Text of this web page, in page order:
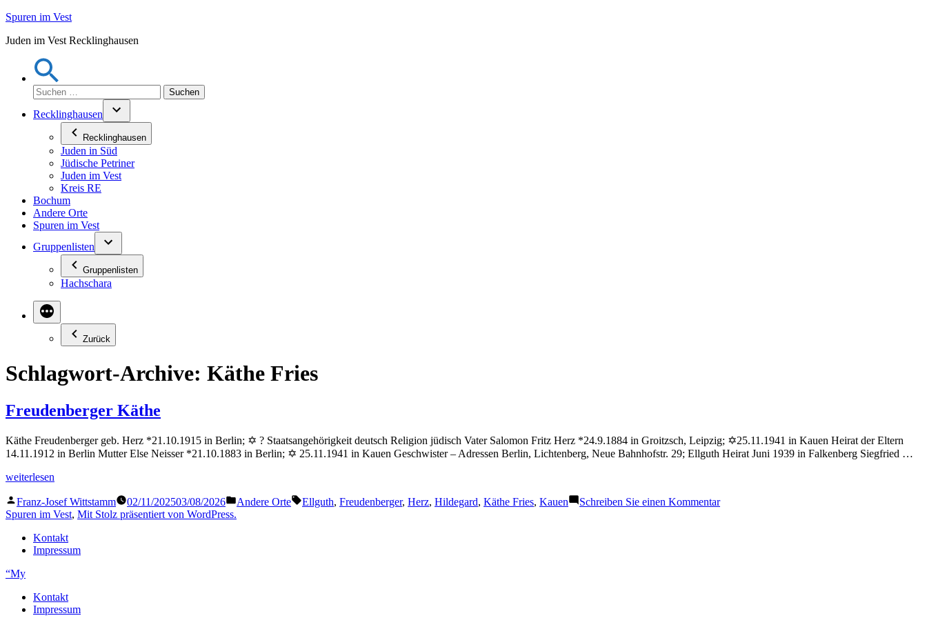
Zum
springen
Spuren im Vest
Juden im Vest Recklinghausen
Suchen
nach:
Recklinghausen
Recklinghausen
Juden in Süd
Jüdische Petriner
Juden im Vest
Kreis RE
Bochum
Andere Orte
Spuren im Vest
Gruppenlisten
Gruppenlisten
Hachschara
Zurück
Schlagwort-Archive: Käthe Fries
Freudenberger Käthe
Käthe Freudenberger geb. Herz *21.10.1915 in Berlin; ✡ ? Staatsangehörigkeit deutsch Religion jüdisch Vater Salomon Fritz Herz *24.9.1884 in Groitzsch, Leipzig; ✡25.11.1941 in Kauen Heirat der Eltern
14.11.1912 in Berlin Mutter Else Neisser *21.10.1883 in Berlin; ✡ 25.11.1941 in Kauen Geschwister – Adressen Berlin, Lichtenberg, Neue Bahnhofstr. 29; Ellguth Heirat Juni 1939 in Falkenberg Siegfried …
„Freudenberger
weiterlesen
Veröffentlicht
von
Franz-Josef Wittstamm 02/11/202503/08/2026
Veröffentlicht
Andere Orte Schlagwörter:
Ellguth, Freudenberger, Herz, Hildegard, Käthe Fries, Kauen Schreiben Sie einen Kommentarzu
Spuren im Vest, Mit Stolz präsentiert von WordPress.
Kontakt
Impressum
“My
Kontakt
Impressum